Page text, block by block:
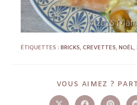
ÉTIQUETTES :BRICKS, CREVETTES, NOËL,
VOUS AIMEZ ?